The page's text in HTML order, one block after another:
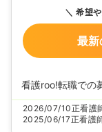
希望
最新
看護roo!転職での
2026/07/10正看護
2025/06/17正看護